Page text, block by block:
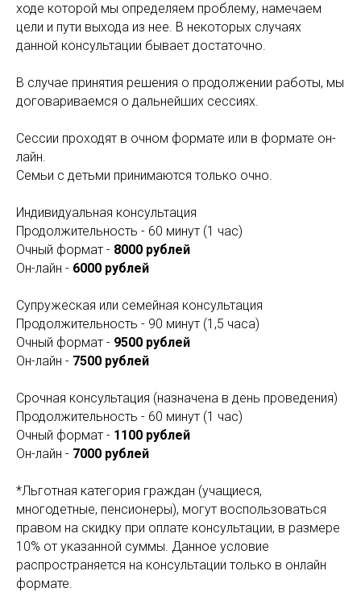
ходе которой мы определяем проблему, намечаем
цели и пути выхода из нее. В некоторых случаях
данной консультации бывает достаточно.
В случае принятия решения о продолжении работы, мы
договариваемся о дальнейших сессиях.
Сессии проходят в очном формате или в формате он-
лайн.
Семьи с детьми принимаются только очно.
Индивидуальная консультация
Продолжительность - 60 минут (1 час)
Очный формат - 8000 рублей
Он-лайн - 6000 рублей
Супружеская или семейная консультация
Продолжительность - 90 минут (1,5 часа)
Очный формат - 9500 рублей
Он-лайн - 7500 рублей
Срочная консультация (назначена в день проведения)
Продолжительность - 60 минут (1 час)
Очный формат - 1100 рублей
Он-лайн - 7000 рублей
*Льготная категория граждан (учащиеся,
многодетные, пенсионеры), могут воспользоваться
правом на скидку при оплате консультации, в размере
10% от указанной суммы. Данное условие
распространяется на консультации только в онлайн
формате.